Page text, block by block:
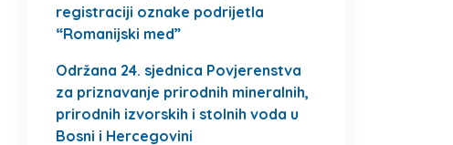
registraciji oznake podrijetla
“Romanijski med”
Održana 24. sjednica Povjerenstva
za priznavanje prirodnih mineralnih,
prirodnih izvorskih i stolnih voda u
Bosni i Hercegovini